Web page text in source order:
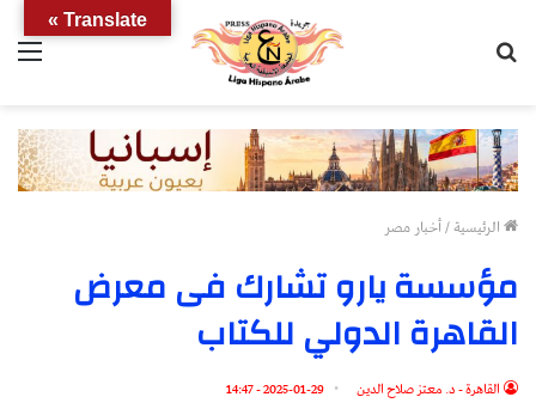
الرئيسية/أخبار مصر
مؤسسة يارو تشارك فى معرض
القاهرة الدولي للكتاب
القاهرة - د. معتز صلاح الدين 2025-01-29 - 14:47
Translate »